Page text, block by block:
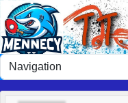
Panneau de gestion des